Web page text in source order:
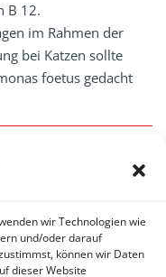
wir Technologien wie
und/oder darauf
können wir Daten
dieser Website
B 12.
im Rahmen der
bei Katzen sollte
foetus gedacht